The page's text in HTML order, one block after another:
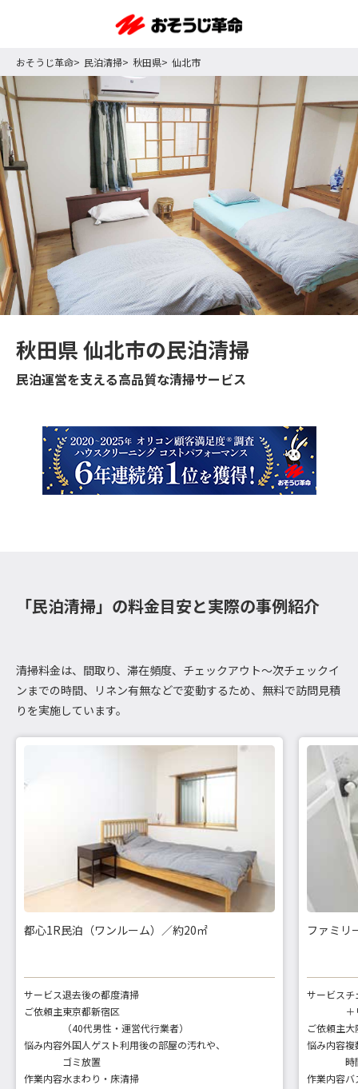
おそうじ革命 民泊清掃 秋田県 仙北市
秋田県 仙北市の民泊清掃
民泊運営を支える高品質な清掃サービス
「民泊清掃」の料金目安と実際の事例紹介
清掃料金は、間取り、滞在頻度、チェックアウト～次チェックイ
ンまでの時間、リネン有無などで変動するため、無料で訪問見積
りを実施しています。
都心1R民泊（ワンルーム）／約20㎡
サービス退去後の都度清掃
ご依頼主東京都新宿区
（40代男性・運営代行業者）
悩み内容外国人ゲスト利用後の部屋の汚れや、
ゴミ放置
作業内容水まわり・床清掃
ファミリ
サービスチ
ご依頼主大
悩み内容複
時
作業内容バ